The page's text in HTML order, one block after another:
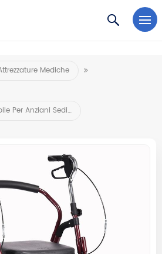
en-us/microsoft-teams/log-in
Mediche
Carrello Della Spesa Stabile Per Anziani Sedia A Rotelle Pieghevole Con Sedile